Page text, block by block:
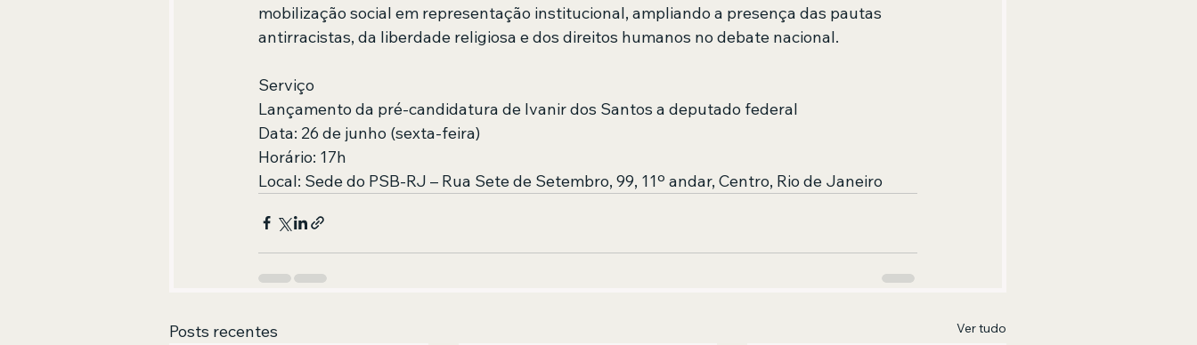
mobilização social em representação institucional, ampliando a presença das pautas
antirracistas, da liberdade religiosa e dos direitos humanos no debate nacional.
Serviço
Lançamento da pré-candidatura de Ivanir dos Santos a deputado federal
Data: 26 de junho (sexta-feira)
Horário: 17h
Local: Sede do PSB-RJ – Rua Sete de Setembro, 99, 11º andar, Centro, Rio de Janeiro
Posts recentes Ver tudo